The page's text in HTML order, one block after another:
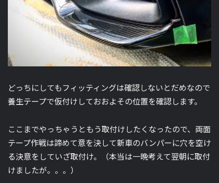
どっちにしてもフィッティングは確認しないとだめなので
養生テープで仮付けしておおよその位置を確認します。
ここまでやっちゃうともう取付けしたくなったので、両面
テープ作戦は諦めて意を決して新車のバンパーに穴を空け
る決意をしていざ取付け。（本当は一晩考えて翌朝に取付
けましたが。。。）